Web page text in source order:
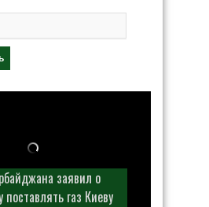
заявил о
поставлять газ Киеву